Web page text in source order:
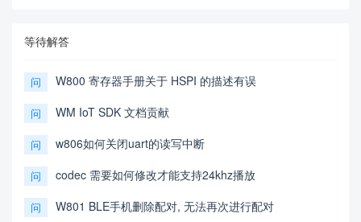
等待解答
问 W800 寄存器手册关于 HSPI 的描述有误
问 WM IoT SDK 文档贡献
问 w806如何关闭uart的读写中断
问 codec 需要如何修改才能支持24khz播放
问 W801 BLE手机删除配对, 无法再次进行配对